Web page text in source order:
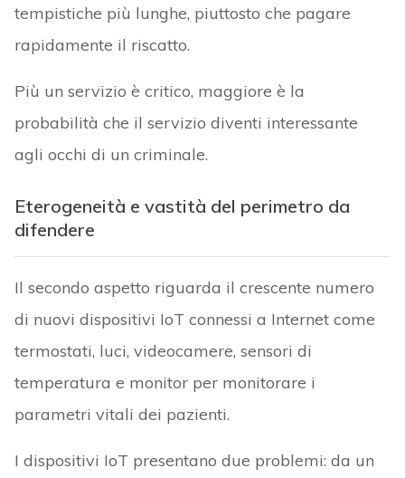
tempistiche più lunghe, piuttosto che pagare
rapidamente il riscatto.
Più un servizio è critico, maggiore è la
probabilità che il servizio diventi interessante
agli occhi di un criminale.
Eterogeneità e vastità del perimetro da
difendere
Il secondo aspetto riguarda il crescente numero
di nuovi dispositivi IoT connessi a Internet come
termostati, luci, videocamere, sensori di
temperatura e monitor per monitorare i
parametri vitali dei pazienti.
I dispositivi IoT presentano due problemi: da un